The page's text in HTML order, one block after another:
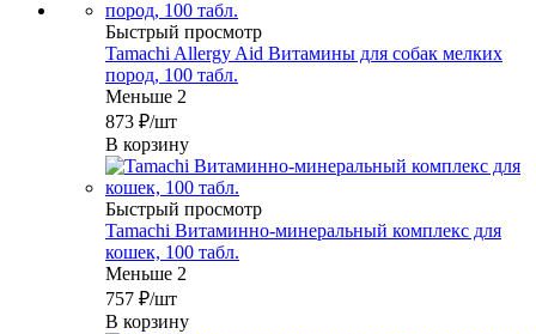
Быстрый просмотр
Tamachi Allergy Aid Витамины для собак мелких
пород, 100 табл.
Меньше 2
873 ₽/шт
В корзину
Быстрый просмотр
Tamachi Витаминно-минеральный комплекс для
кошек, 100 табл.
Меньше 2
757 ₽/шт
В корзину